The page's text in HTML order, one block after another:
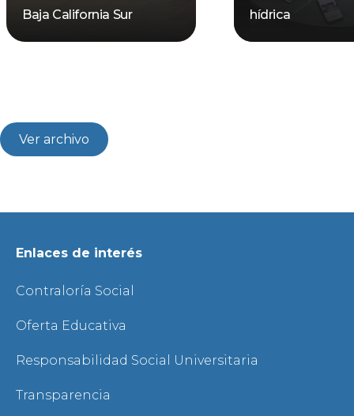
Baja California Sur
hídrica
Ver archivo
Enlaces de interés
Contraloría Social
Oferta Educativa
Responsabilidad Social Universitaria
Transparencia